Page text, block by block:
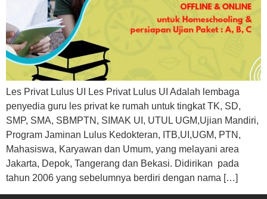
Les Privat Lulus UI Les Privat Lulus UI Adalah lembaga
penyedia guru les privat ke rumah untuk tingkat TK, SD,
SMP, SMA, SBMPTN, SIMAK UI, UTUL UGM,Ujian Mandiri,
Program Jaminan Lulus Kedokteran, ITB,UI,UGM, PTN,
Mahasiswa, Karyawan dan Umum, yang melayani area
Jakarta, Depok, Tangerang dan Bekasi. Didirikan pada
tahun 2006 yang sebelumnya berdiri dengan nama […]